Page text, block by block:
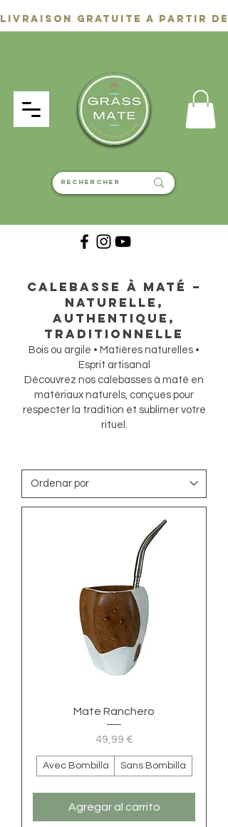
Calebasse à Maté –
Naturelle,
authentique,
traditionnelle
Bois ou argile • Matières naturelles •
Esprit artisanal
Découvrez nos calebasses à maté en
matériaux naturels, conçues pour
respecter la tradition et sublimer votre
rituel.
Mate Ranchero
Precio
49,99 €
Avec Bombilla Sans Bombilla
Agregar al carrito